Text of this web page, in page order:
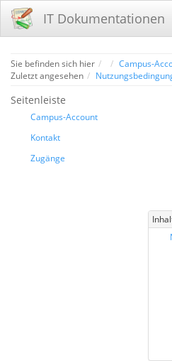
IT Dokumentationen
Sie befinden sich hier HomeCampus-
Zuletzt angesehen
Seitenleiste
Campus-Account
Kontakt
Zugänge